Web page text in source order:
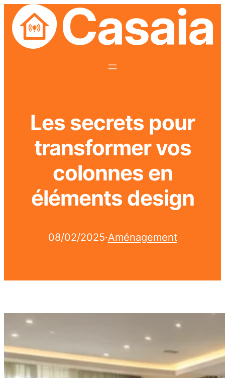
Les secrets pour
transformer vos
colonnes en
éléments design
08/02/2025·Aménagement